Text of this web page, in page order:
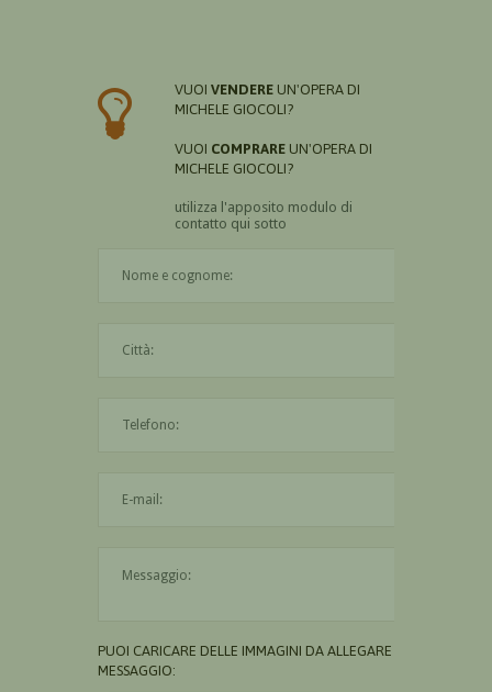
VUOI VENDERE UN'OPERA DI
MICHELE GIOCOLI?
VUOI COMPRARE UN'OPERA DI
MICHELE GIOCOLI?
utilizza l'apposito modulo di
contatto qui sotto
PUOI CARICARE DELLE IMMAGINI DA ALLEGARE AL
MESSAGGIO: